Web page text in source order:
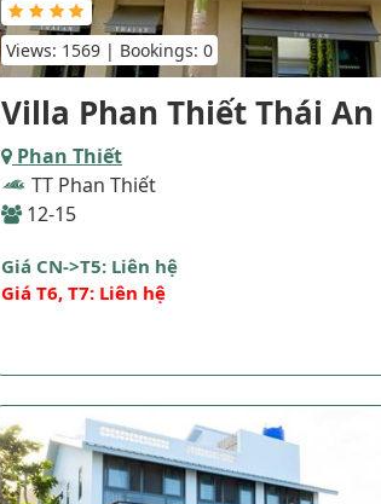
Views: 1569 | Bookings: 0
Villa Phan Thiết Thái An
Phan Thiết
TT Phan Thiết
12-15
Giá CN->T5: Liên hệ
Giá T6, T7: Liên hệ